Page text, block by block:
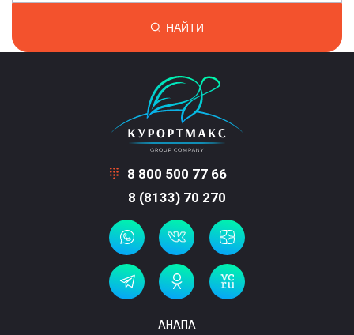
НАЙТИ
8 800 500 77 66
8 (8133) 70 270
АНАПА